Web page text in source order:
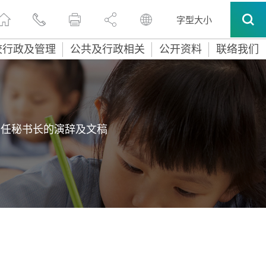
字型大小
政及管理 公共及行政相关 公开资料 联络我们
秘书长的演辞及文稿